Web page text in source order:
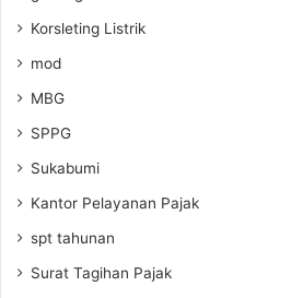
Korsleting Listrik
mod
MBG
SPPG
Sukabumi
Kantor Pelayanan Pajak
spt tahunan
Surat Tagihan Pajak